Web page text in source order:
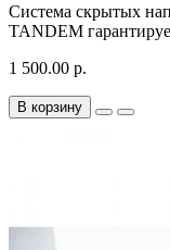
Система скрытых
TANDEM
1 500.00 р.
В корзину